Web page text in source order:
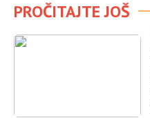
PROČITAJTE JOŠ